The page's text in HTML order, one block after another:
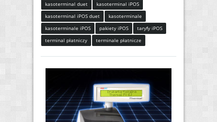
kasoterminal duet
kasoterminal iPOS
kasoterminal iPOS duet
kasoterminale
kasoterminale iPOS
pakiety iPOS
taryfy iPOS
terminal płatniczy
terminale płatnicze